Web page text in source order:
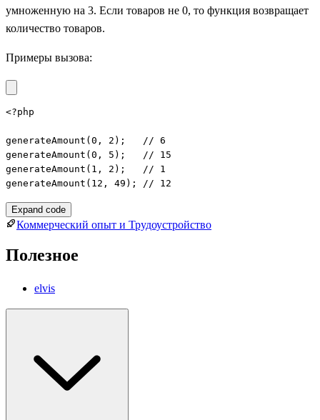
умноженную на 3. Если товаров не 0, то функция возвращает
количество товаров.
Примеры вызова:
<?php
generateAmount(0, 2);   // 6
generateAmount(0, 5);   // 15
generateAmount(1, 2);   // 1
generateAmount(12, 49); // 12
Expand code
Коммерческий опыт и Трудоустройство
Полезное
elvis